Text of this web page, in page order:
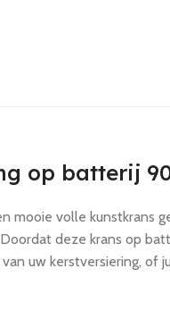
op batterij
volle kunstkrans
deze krans op
uw kerstversiering,